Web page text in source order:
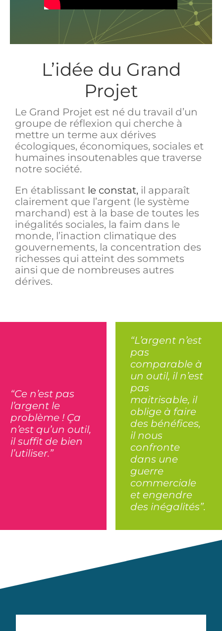
L’idée du Grand
Projet
Le Grand Projet est né du travail d’un
groupe de réflexion qui cherche à
mettre un terme aux dérives
écologiques, économiques, sociales et
humaines insoutenables que traverse
notre société.
En établissant le constat, il apparaît
clairement que l’argent (le système
marchand) est à la base de toutes les
inégalités sociales, la faim dans le
monde, l’inaction climatique des
gouvernements, la concentration des
richesses qui atteint des sommets
ainsi que de nombreuses autres
dérives.
“Ce n’est pas
l’argent le
problème ! Ça
n’est qu’un outil,
il suffit de bien
l’utiliser.”
“L’argent n’est
pas
comparable à
un outil, il n’est
pas
maitrisable, il
oblige à faire
des bénéfices,
il nous
confronte
dans une
guerre
commerciale
et engendre
des inégalités”.